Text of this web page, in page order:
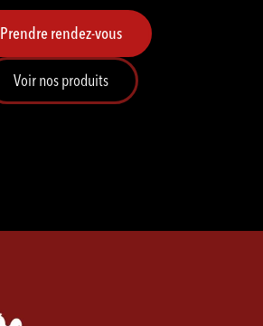
Prendre rendez-vous
Voir nos produits